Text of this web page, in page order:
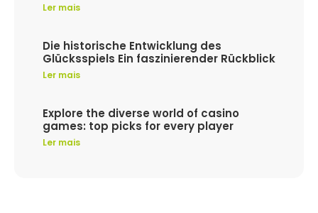
Ler mais
Die historische Entwicklung des
Glücksspiels Ein faszinierender Rückblick
Ler mais
Explore the diverse world of casino
games: top picks for every player
Ler mais